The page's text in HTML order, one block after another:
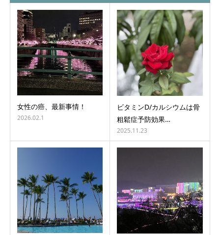
女性の癌、最新事情！
2026.02.1
ビタミンD/カルシウムは骨
粗鬆症予防効果…
2025.11.23